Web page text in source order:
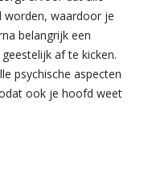
worden, waardoor je
belangrijk een
af te kicken.
psychische aspecten
ook je hoofd weet